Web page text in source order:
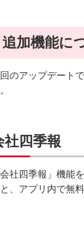
追加機能に
のアップデート
社四季報
社四季報」機能
、アプリ内で無